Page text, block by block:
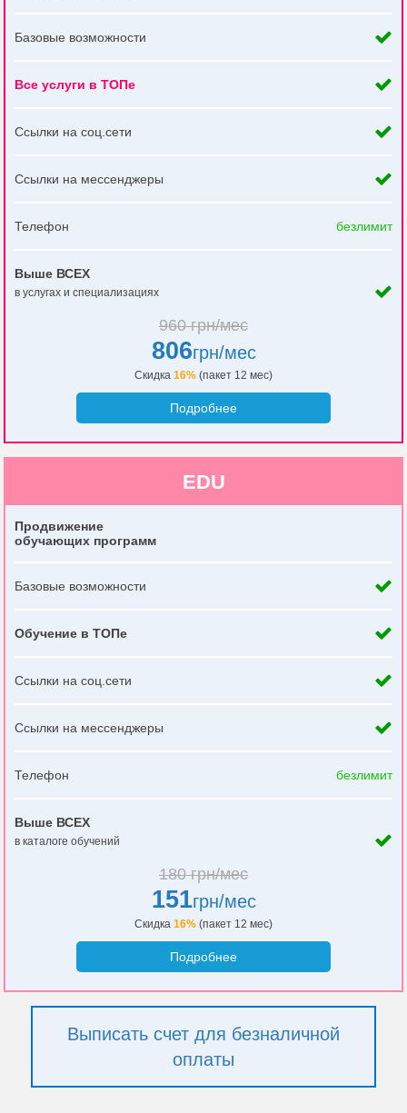
Базовые возможности
Все услуги в ТОПе
Ссылки на соц.сети
Ссылки на мессенджеры
Телефон безлимит
Выше ВСЕХ
в услугах и специализациях
960 грн/мес
806грн/мес
Скидка 16% (пакет 12 мес)
Подробнее
EDU
Продвижение
обучающих программ
Базовые возможности
Обучение в ТОПе
Ссылки на соц.сети
Ссылки на мессенджеры
Телефон безлимит
Выше ВСЕХ
в каталоге обучений
180 грн/мес
151грн/мес
Скидка 16% (пакет 12 мес)
Подробнее
Выписать счет для безналичной
оплаты